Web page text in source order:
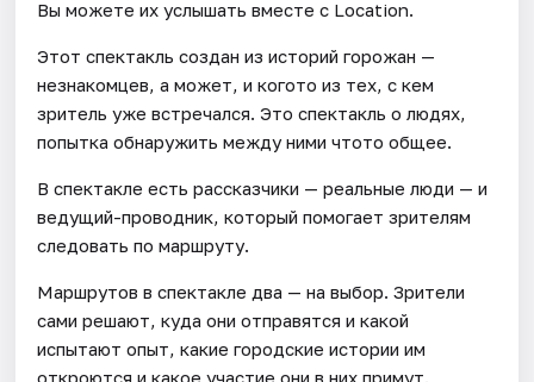
Вы можете их услышать вместе с Location.
Этот спектакль создан из историй горожан —
незнакомцев, а может, и когото из тех, с кем
зритель уже встречался. Это спектакль о людях,
попытка обнаружить между ними чтото общее.
В спектакле есть рассказчики — реальные люди — и
ведущий-проводник, который помогает зрителям
следовать по маршруту.
Маршрутов в спектакле два — на выбор. Зрители
сами решают, куда они отправятся и какой
испытают опыт, какие городские истории им
откроются и какое участие они в них примут.